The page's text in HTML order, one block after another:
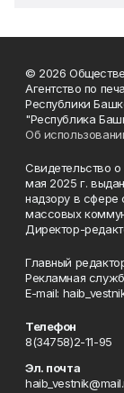
© 2026
Агентство по
Республики
"Республика
Об
Свидетельство
мая 2025 г.
надзору в сфере
массовых
Директор-
Главный
Рекламная
Е-mаil:
Телефон
8(34758)2-11-95
Эл. почта